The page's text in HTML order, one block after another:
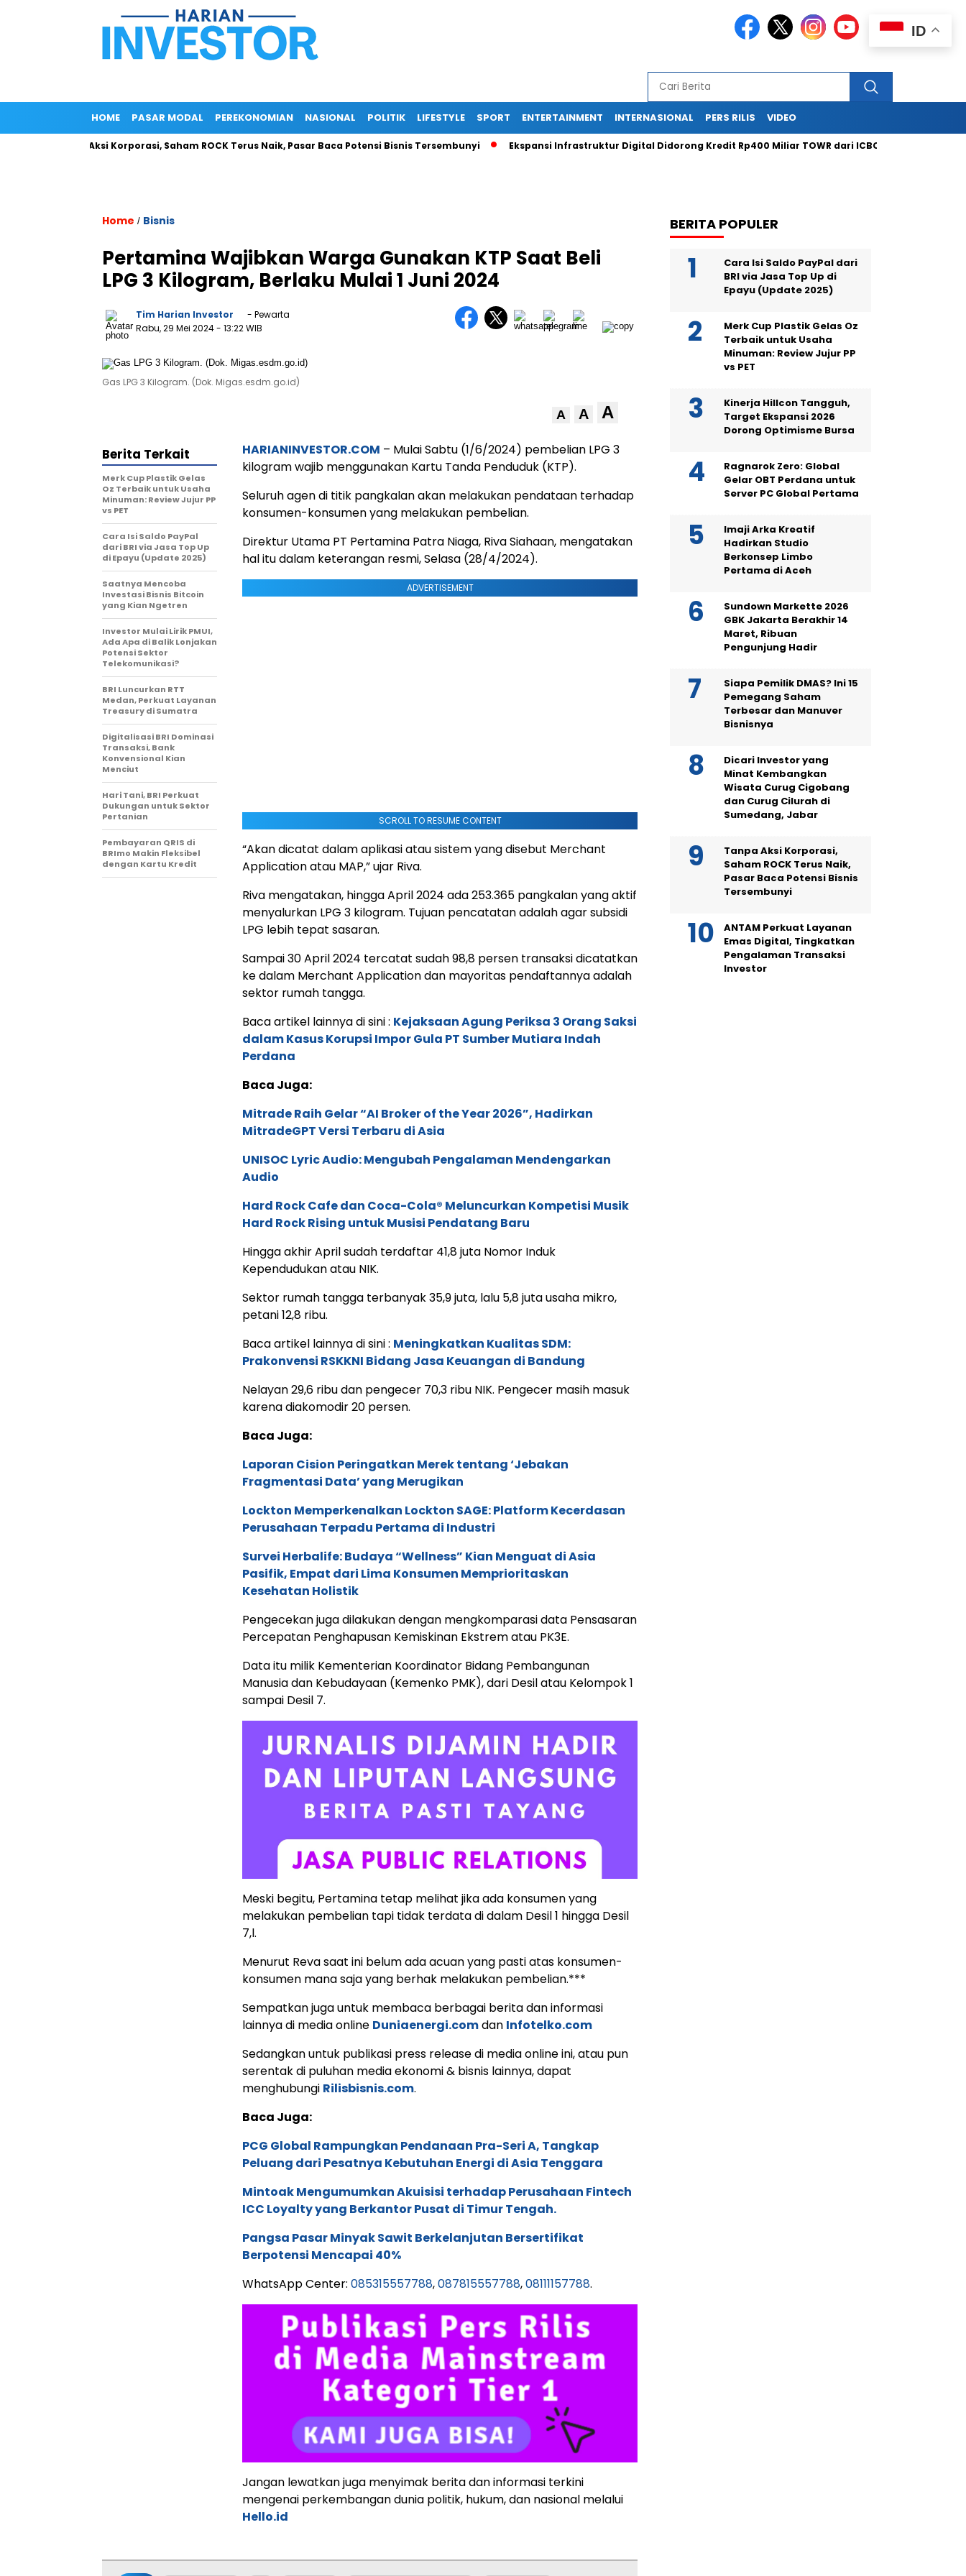
HOME PASAR MODAL PEREKONOMIAN NASIONAL POLITIK LIFESTYLE SPORT ENTERTAINMENT INTERNASIONAL PERS RILIS VIDEO
Tanpa Aksi Korporasi, Saham ROCK Terus Naik, Pasar Baca Potensi Bisnis Tersembunyi Ekspansi Infrastruktur Digital Didorong Kredit Rp400 Miliar TOWR dari ICBC Purbaya Janji Tak
Home / Bisnis
Pertamina Wajibkan Warga Gunakan KTP Saat Beli
LPG 3 Kilogram, Berlaku Mulai 1 Juni 2024
Tim Harian Investor
- Pewarta
Rabu, 29 Mei 2024- 13:22 WIB
Gas LPG 3 Kilogram. (Dok. Migas.esdm.go.id)
A A A
HARIANINVESTOR.COM – Mulai Sabtu (1/6/2024) pembelian LPG 3
kilogram wajib menggunakan Kartu Tanda Penduduk (KTP).
Seluruh agen di titik pangkalan akan melakukan pendataan terhadap
konsumen-konsumen yang melakukan pembelian.
Direktur Utama PT Pertamina Patra Niaga, Riva Siahaan, mengatakan
hal itu dalam keterangan resmi, Selasa (28/4/2024).
ADVERTISEMENT
SCROLL TO RESUME CONTENT
“Akan dicatat dalam aplikasi atau sistem yang disebut Merchant
Application atau MAP,” ujar Riva.
Riva mengatakan, hingga April 2024 ada 253.365 pangkalan yang aktif
menyalurkan LPG 3 kilogram. Tujuan pencatatan adalah agar subsidi
LPG lebih tepat sasaran.
Sampai 30 April 2024 tercatat sudah 98,8 persen transaksi dicatatkan
ke dalam Merchant Application dan mayoritas pendaftannya adalah
sektor rumah tangga.
Baca artikel lainnya di sini : Kejaksaan Agung Periksa 3 Orang Saksi
dalam Kasus Korupsi Impor Gula PT Sumber Mutiara Indah
Perdana
Baca Juga:
Mitrade Raih Gelar “AI Broker of the Year 2026”, Hadirkan
MitradeGPT Versi Terbaru di Asia
UNISOC Lyric Audio: Mengubah Pengalaman Mendengarkan
Audio
Hard Rock Cafe dan Coca-Cola® Meluncurkan Kompetisi Musik
Hard Rock Rising untuk Musisi Pendatang Baru
Hingga akhir April sudah terdaftar 41,8 juta Nomor Induk
Kependudukan atau NIK.
Sektor rumah tangga terbanyak 35,9 juta, lalu 5,8 juta usaha mikro,
petani 12,8 ribu.
Baca artikel lainnya di sini : Meningkatkan Kualitas SDM:
Prakonvensi RSKKNI Bidang Jasa Keuangan di Bandung
Nelayan 29,6 ribu dan pengecer 70,3 ribu NIK. Pengecer masih masuk
karena diakomodir 20 persen.
Baca Juga:
Laporan Cision Peringatkan Merek tentang ‘Jebakan
Fragmentasi Data’ yang Merugikan
Lockton Memperkenalkan Lockton SAGE: Platform Kecerdasan
Perusahaan Terpadu Pertama di Industri
Survei Herbalife: Budaya “Wellness” Kian Menguat di Asia
Pasifik, Empat dari Lima Konsumen Memprioritaskan
Kesehatan Holistik
Pengecekan juga dilakukan dengan mengkomparasi data Pensasaran
Percepatan Penghapusan Kemiskinan Ekstrem atau PK3E.
Data itu milik Kementerian Koordinator Bidang Pembangunan
Manusia dan Kebudayaan (Kemenko PMK), dari Desil atau Kelompok 1
sampai Desil 7.
Meski begitu, Pertamina tetap melihat jika ada konsumen yang
melakukan pembelian tapi tidak terdata di dalam Desil 1 hingga Desil
7,l.
Menurut Reva saat ini belum ada acuan yang pasti atas konsumen-
konsumen mana saja yang berhak melakukan pembelian.***
Sempatkan juga untuk membaca berbagai berita dan informasi
lainnya di media online Duniaenergi.comdan Infotelko.com
Sedangkan untuk publikasi press release di media online ini, atau pun
serentak di puluhan media ekonomi & bisnis lainnya, dapat
menghubungi Rilisbisnis.com.
Baca Juga:
PCG Global Rampungkan Pendanaan Pra-Seri A, Tangkap
Peluang dari Pesatnya Kebutuhan Energi di Asia Tenggara
Mintoak Mengumumkan Akuisisi terhadap Perusahaan Fintech
ICC Loyalty yang Berkantor Pusat di Timur Tengah.
Pangsa Pasar Minyak Sawit Berkelanjutan Bersertifikat
Berpotensi Mencapai 40%
WhatsApp Center: 085315557788,087815557788,08111157788.
Jangan lewatkan juga menyimak berita dan informasi terkini
mengenai perkembangan dunia politik, hukum, dan nasional melalui
Hello.id
Berita Terkait
Merk Cup Plastik Gelas
Oz Terbaik untuk Usaha
Minuman: Review Jujur PP
vs PET
Cara Isi Saldo PayPal
dari BRI via Jasa Top Up
di Epayu (Update 2025)
Saatnya Mencoba
Investasi Bisnis Bitcoin
yang Kian Ngetren
Investor Mulai Lirik PMUI,
Ada Apa di Balik Lonjakan
Potensi Sektor
Telekomunikasi?
BRI Luncurkan RTT
Medan, Perkuat Layanan
Treasury di Sumatra
Digitalisasi BRI Dominasi
Transaksi, Bank
Konvensional Kian
Menciut
Hari Tani, BRI Perkuat
Dukungan untuk Sektor
Pertanian
Pembayaran QRIS di
BRImo Makin Fleksibel
dengan Kartu Kredit
BERITA POPULER
Cara Isi Saldo PayPal dari
BRI via Jasa Top Up di
Epayu (Update 2025)
Merk Cup Plastik Gelas Oz
Terbaik untuk Usaha
Minuman: Review Jujur PP
vs PET
Kinerja Hillcon Tangguh,
Target Ekspansi 2026
Dorong Optimisme Bursa
Ragnarok Zero: Global
Gelar OBT Perdana untuk
Server PC Global Pertama
Imaji Arka Kreatif
Hadirkan Studio
Berkonsep Limbo
Pertama di Aceh
Sundown Markette 2026
GBK Jakarta Berakhir 14
Maret, Ribuan
Pengunjung Hadir
Siapa Pemilik DMAS? Ini 15
Pemegang Saham
Terbesar dan Manuver
Bisnisnya
Dicari Investor yang
Minat Kembangkan
Wisata Curug Cigobang
dan Curug Cilurah di
Sumedang, Jabar
Tanpa Aksi Korporasi,
Saham ROCK Terus Naik,
Pasar Baca Potensi Bisnis
Tersembunyi
ANTAM Perkuat Layanan
Emas Digital, Tingkatkan
Pengalaman Transaksi
Investor
ID